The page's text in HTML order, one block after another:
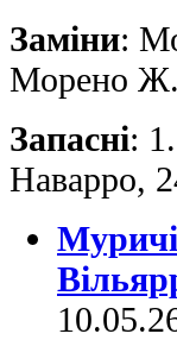
Заміни:
Морено Ж.
Запасні:
Наварро,